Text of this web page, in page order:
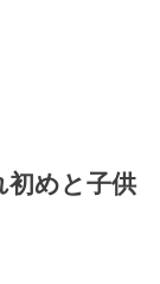
初めと子供